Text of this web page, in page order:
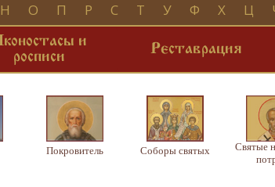
Н О П Р С Т У Ф Х Ц
и
росписи
Реставрация
Покровитель Соборы святых
Святые